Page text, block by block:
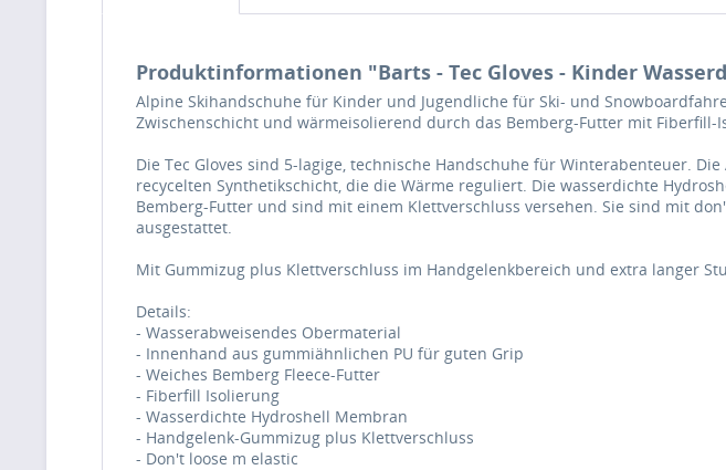
Produktinformationen "Barts - Tec Gloves - Kinder
Alpine Skihandschuhe für Kinder und Jugendliche für Ski- und
Zwischenschicht und wärmeisolierend durch das Bemberg-Futter mit Fiberfill-
Die Tec Gloves sind 5-lagige, technische Handschuhe für Winterabenteuer.
recycelten Synthetikschicht, die die Wärme reguliert. Die wasserdichte
Bemberg-Futter und sind mit einem Klettverschluss versehen. Sie sind mit
ausgestattet.
Mit Gummizug plus Klettverschluss im Handgelenkbereich und extra langer
Details:
- Wasserabweisendes Obermaterial
- Innenhand aus gummiähnlichen PU für guten Grip
- Weiches Bemberg Fleece-Futter
- Fiberfill Isolierung
- Wasserdichte Hydroshell Membran
- Handgelenk-Gummizug plus Klettverschluss
- Don't loose m elastic